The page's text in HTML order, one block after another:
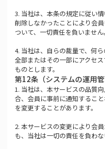
3. 当社は、本条の規定に従い
削除しなかったことにより会
ついて、一切責任を負いません。
4. 当社は、自らの裁量で、何
全部またはその一部にアクセ
ものとします。
第12条（システムの運用管
1. 当社は、本サービスの品質
合、会員に事前に通知するこ
を変更することがあります。
2. 本サービスの変更により会
も、当社は一切の責任を負わな